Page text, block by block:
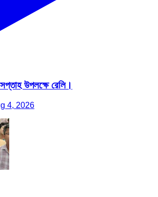
উপলক্ষে রেলি।
4, 2026